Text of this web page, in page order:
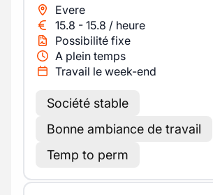
Evere
15.8 - 15.8 / heure
Possibilité fixe
A plein temps
Travail le week-end
Société stable
Bonne ambiance de travail
Temp to perm